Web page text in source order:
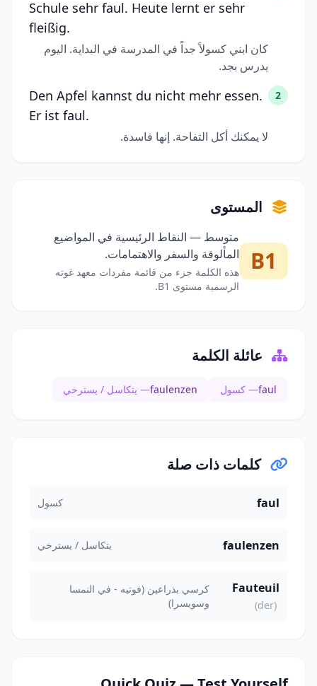
Schule sehr faul. Heute lernt er sehr
fleißig.
كان ابني كسولاً جداً في المدرسة في البداية. اليوم
يدرس بجد.
2
Den Apfel kannst du nicht mehr essen.
Er ist faul.
لا يمكنك أكل التفاحة. إنها فاسدة.
المستوى
B1
متوسط — النقاط الرئيسية في المواضيع
المألوفة والسفر والاهتمامات.
هذه الكلمة جزء من قائمة مفردات معهد غوته
الرسمية مستوى B1.
عائلة الكلمة
faul— كسول faulenzen— يتكاسل / يسترخي
كلمات ذات صلة
faul كسول
faulenzen يتكاسل / يسترخي
Fauteuil
(der)
كرسي بذراعين (فوتيه - في النمسا
وسويسرا)